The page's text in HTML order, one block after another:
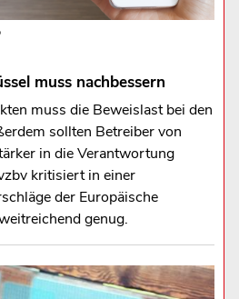
muss nachbessern
muss die Beweislast bei den
sollten Betreiber von
in die Verantwortung
kritisiert in einer
der Europäische
genug.